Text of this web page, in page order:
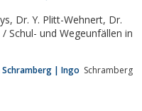
Dr.
Schul- und Wegeunfällen in
| Ingo Schramberg